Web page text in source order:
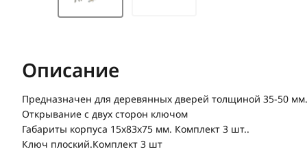
Описание
Предназначен для деревянных дверей толщиной 35-50 мм.
Открывание с двух сторон ключом
Габариты корпуса 15х83х75 мм. Комплект 3 шт..
Ключ плоский.Комплект 3 шт